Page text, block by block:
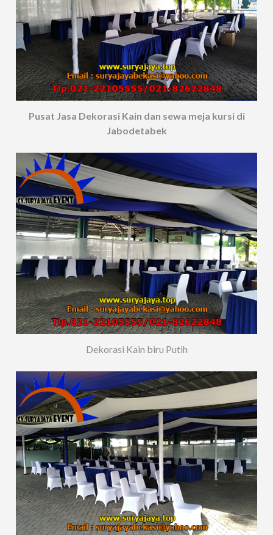
Pusat Jasa Dekorasi Kain dan sewa meja kursi di
Jabodetabek
Dekorasi Kain biru Putih